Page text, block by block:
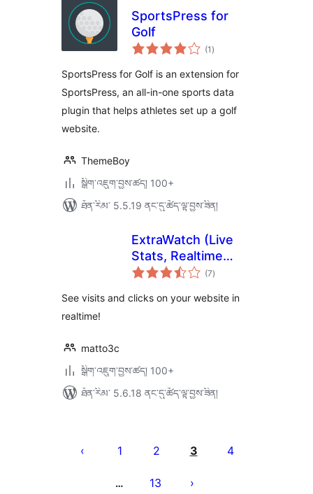
SportsPress for
Golf
(1 གདེང་
འཇོག་
ཚང་།
)
SportsPress for Golf is an extension for
SportsPress, an all-in-one sports data
plugin that helps athletes set up a golf
website.
ThemeBoy
སྒྲིག་འཇུག་བྱས་ཚད། 100+
ཐོན་རིམ་ 5.5.19 ནང་དུ་ཚོད་ལྟ་བྱས་ཟིན།
ExtraWatch (Live
Stats, Realtime
tracking, Visits on a
(7གདེང་
འཇོག་
ཚང་།
)
See visits and clicks on your website in
realtime!
matto3c
སྒྲིག་འཇུག་བྱས་ཚད། 100+
ཐོན་རིམ་ 5.6.18 ནང་དུ་ཚོད་ལྟ་བྱས་ཟིན།
pagination
1 2 3 4
… 13